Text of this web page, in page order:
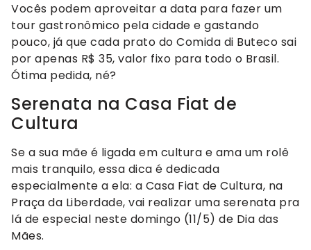
Vocês podem aproveitar a data para fazer um
tour gastronômico pela cidade e gastando
pouco, já que cada prato do Comida di Buteco sai
por apenas R$ 35, valor fixo para todo o Brasil.
Ótima pedida, né?
Serenata na Casa Fiat de
Cultura
Se a sua mãe é ligada em cultura e ama um rolê
mais tranquilo, essa dica é dedicada
especialmente a ela: a Casa Fiat de Cultura, na
Praça da Liberdade, vai realizar uma serenata pra
lá de especial neste domingo (11/5) de Dia das
Mães.